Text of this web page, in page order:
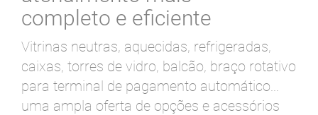
completo e eficiente
Vitrinas neutras, aquecidas, refrigeradas,
caixas, torres de vidro, balcão, braço rotativo
para terminal de pagamento automático...
uma ampla oferta de opções e acessórios